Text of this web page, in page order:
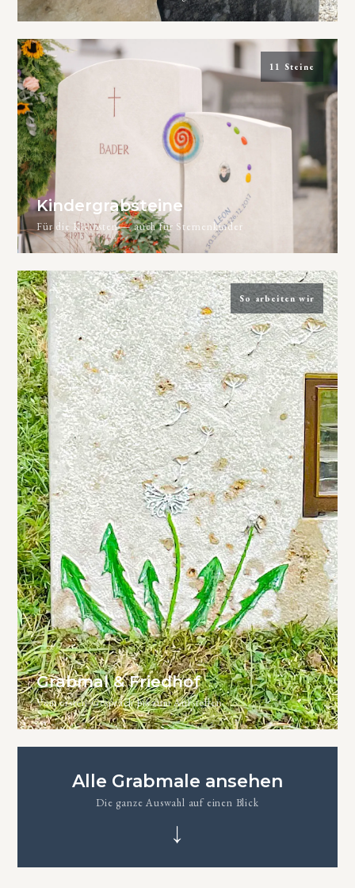
11 Steine
Kindergrabsteine
Für die Kleinsten — auch für Sternenkinder
So arbeiten wir
Grabmal & Friedhof
Vom ersten Gespräch bis zum Aufstellen
Alle Grabmale ansehen
Die ganze Auswahl auf einen Blick
↓